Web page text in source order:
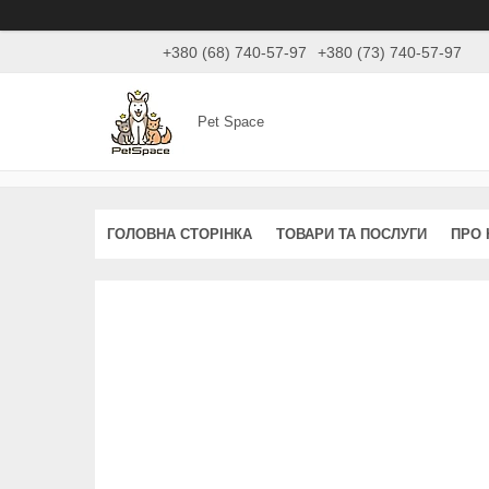
+380 (68) 740-57-97 +380 (73) 740-57-97
Pet Space
ГОЛОВНА СТОРІНКА ТОВАРИ ТА ПОСЛУГИ ПРО